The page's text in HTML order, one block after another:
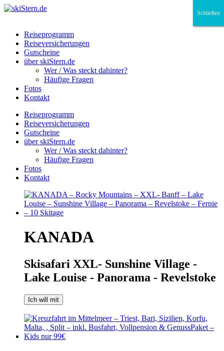
Reiseprogramm
Reiseversicherungen
Gutscheine
über skiStern.de
Wer / Was steckt dahinter?
Häufige Fragen
Fotos
Kontakt
Reiseprogramm
Reiseversicherungen
Gutscheine
über skiStern.de
Wer / Was steckt dahinter?
Häufige Fragen
Fotos
Kontakt
KANADA
Skisafari XXL- Sunshine Village -
Lake Louise - Panorama - Revelstoke
Ich will mit
Schließen
Schließen
Schließen